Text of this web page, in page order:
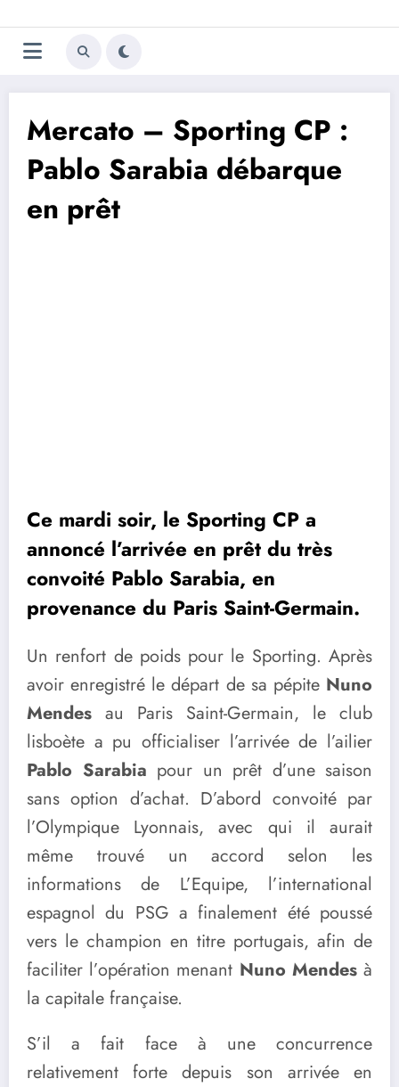
au
contenu
Trivela
L'actualité du football
Mercato – Sporting CP :
Pablo Sarabia débarque
en prêt
Ce mardi soir, le Sporting CP a
annoncé l’arrivée en prêt du très
convoité Pablo Sarabia, en
provenance du Paris Saint-Germain.
Un renfort de poids pour le Sporting. Après
avoir enregistré le départ de sa pépite Nuno
Mendes au Paris Saint-Germain, le club
lisboète a pu officialiser l’arrivée de l’ailier
Pablo Sarabia pour un prêt d’une saison
sans option d’achat. D’abord convoité par
l’Olympique Lyonnais, avec qui il aurait
même trouvé un accord selon les
informations de L’Equipe, l’international
espagnol du PSG a finalement été poussé
vers le champion en titre portugais, afin de
faciliter l’opération menant Nuno Mendesà
la capitale française.
S’il a fait face à une concurrence
relativement forte depuis son arrivée en